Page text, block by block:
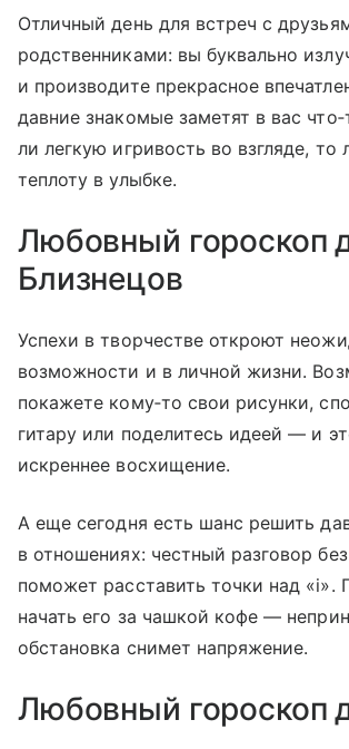
Отличный день для встреч с
родственниками: вы буквально
и производите прекрасное
давние знакомые заметят в вас
ли легкую игривость во взгляде, то
теплоту в улыбке.
Любовный гороскоп
Близнецов
Успехи в творчестве откроют
возможности и в личной жизни.
покажете кому‑то свои рисунки,
гитару или поделитесь идеей — и
искреннее восхищение.
А еще сегодня есть шанс решить
в отношениях: честный разговор
поможет расставить точки над «i».
начать его за чашкой кофе —
обстановка снимет напряжение.
Любовный гороскоп